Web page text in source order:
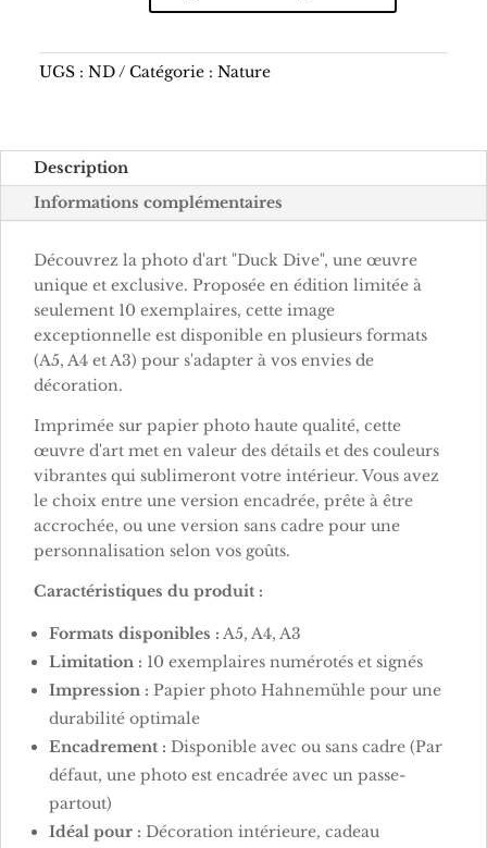
UGS : ND Catégorie : Nature
Description
Informations complémentaires
Découvrez la photo d'art "Duck Dive", une œuvre
unique et exclusive. Proposée en édition limitée à
seulement 10 exemplaires, cette image
exceptionnelle est disponible en plusieurs formats
(A5, A4 et A3) pour s'adapter à vos envies de
décoration.
Imprimée sur papier photo haute qualité, cette
œuvre d'art met en valeur des détails et des couleurs
vibrantes qui sublimeront votre intérieur. Vous avez
le choix entre une version encadrée, prête à être
accrochée, ou une version sans cadre pour une
personnalisation selon vos goûts.
Caractéristiques du produit :
Formats disponibles : A5, A4, A3
Limitation : 10 exemplaires numérotés et signés
Impression : Papier photo Hahnemühle pour une
durabilité optimale
Encadrement : Disponible avec ou sans cadre (Par
défaut, une photo est encadrée avec un passe-
partout)
Idéal pour : Décoration intérieure, cadeau